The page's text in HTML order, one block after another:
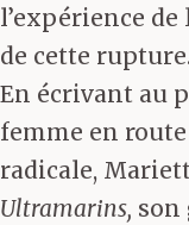
l’expérience
de cette
En écrivant au
femme en
radicale,
Ultramarins, son